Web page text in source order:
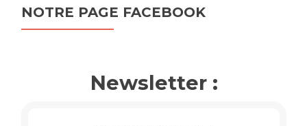
NOTRE PAGE FACEBOOK
Newsletter :